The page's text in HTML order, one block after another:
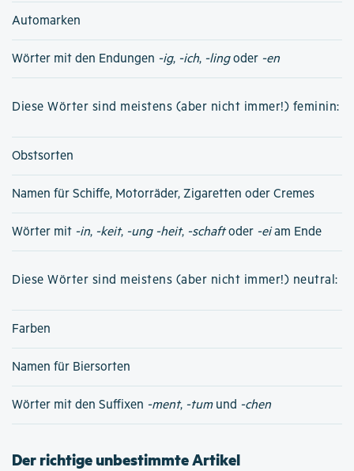
Automarken
Wörter mit den Endungen -ig, -ich, -lingoder -en
Diese Wörter sind meistens (aber nicht immer!) feminin:
Obstsorten
Namen für Schiffe, Motorräder, Zigaretten oder Cremes
Wörter mit -in, -keit, -ung -heit, -schaftoder -eiam Ende
Diese Wörter sind meistens (aber nicht immer!) neutral:
Farben
Namen für Biersorten
Wörter mit den Suffixen -ment, -tumund -chen
Der richtige unbestimmte Artikel